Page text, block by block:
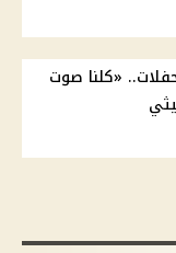
«كلنا صوت